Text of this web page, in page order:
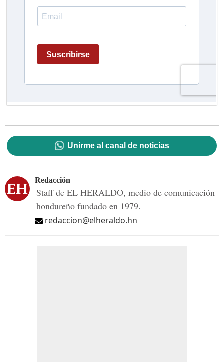
Unirme al canal de noticias
Redacción
Staff de EL HERALDO, medio de comunicación
hondureño fundado en 1979.
redaccion@elheraldo.hn